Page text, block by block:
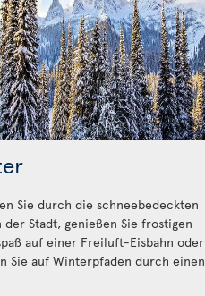
Sie durch die schneebedeckten
der Stadt, genießen Sie frostigen
auf einer Freiluft-Eisbahn oder
Sie auf Winterpfaden durch einen